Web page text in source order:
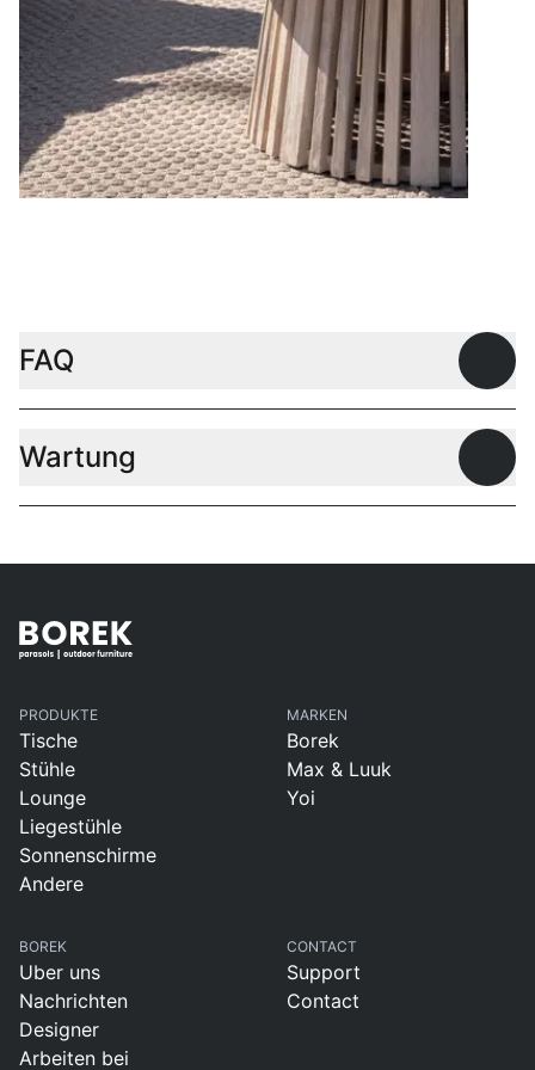
FAQ
Wartung
PRODUKTE
Tische
Stühle
Lounge
Liegestühle
Sonnenschirme
Andere
MARKEN
Borek
Max & Luuk
Yoi
BOREK
Uber uns
Nachrichten
Designer
Arbeiten bei
CONTACT
Support
Contact